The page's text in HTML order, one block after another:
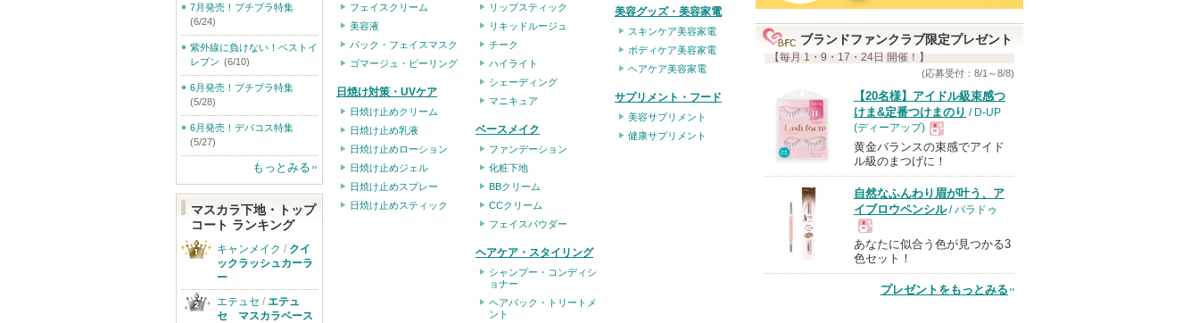
て
す
フェイスクリーム
美容液
パック・フェイスマスク
ゴマージュ・ピーリング
日焼け対策・UVケア
日焼け止めクリーム
日焼け止め乳液
日焼け止めローション
日焼け止めジェル
日焼け止めスプレー
日焼け止めスティック
リップスティック
リキッドルージュ
チーク
ハイライト
シェーディング
マニキュア
ベースメイク
ファンデーション
化粧下地
BBクリーム
CCクリーム
フェイスパウダー
ヘアケア・スタイリング
シャンプー・コンディシ
ョナー
ヘアパック・トリートメ
ント
美容グッズ・美容家電
スキンケア美容家電
ボディケア美容家電
ヘアケア美容家電
サプリメント・フード
美容サプリメント
健康サプリメント
ブランドファンクラブ限定プレゼント
【毎月 1・9・17・24日 開催！】
(応募受付：8/1～8/8)
【20名様】アイドル級束感つ
けま&定番つけまのり / D-UP
(ディーアップ)
現
品
黄金バランスの束感でアイド
ル級のまつげに！
自然なふんわり眉が叶う、ア
イブロウペンシル/ パラドゥ
現
あなたに似合う色が見つかる3
色セット！
プレゼントをもっとみる
7月発売！プチプラ特集
(6/24)
紫外線に負けない！ベストイ
レブン (6/10)
6月発売！プチプラ特集
(5/28)
6月発売！デパコス特集
(5/27)
もっとみる
マスカラ下地・トップ
コート ランキング
キャンメイク / クイ
ックラッシュカーラ
ー
エテュセ / エテュ
セ マスカラベース